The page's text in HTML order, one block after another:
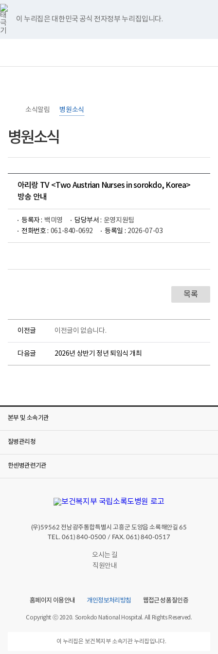
이 누리집은 대한민국 공식 전자정부 누리집입니다.
너
비
767px
이
하
록
원
로
검
메
홈
>
소식알림
>
병원소식
병원소식
아리랑 TV <Two Austrian Nurses in sorokdo, Korea>
방송 안내
등록자 : 백미영 담당부서 : 운영지원팀
전화번호 : 061-840-0692 등록일 : 2026-07-03
목록
이전글 이전글이 없습니다.
다음글 2026년 상반기 정년 퇴임식 개최
본부 및 소속기관
질병관리청
한센병관련기관
(우)59562 전남광주통합특별시 고흥군 도양읍 소록해안길65
TEL. 061) 840-0500 / FAX. 061) 840-0517
오시는 길
직원안내
홈페이지 이용안내 개인정보처리방침 웹접근성 품질인증
Copyright ⓒ 2020. Sorokdo National Hospital. All Rights Reserved.
이 누리집은 보건복지부 소속기관 누리집입니다.